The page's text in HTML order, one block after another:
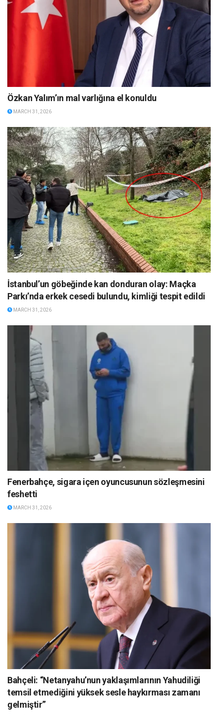
Özkan Yalım’ın mal varlığına el konuldu
MARCH 31, 2026
İstanbul’un göbeğinde kan donduran olay: Maçka
Parkı’nda erkek cesedi bulundu, kimliği tespit edildi
MARCH 31, 2026
Fenerbahçe, sigara içen oyuncusunun sözleşmesini
feshetti
MARCH 31, 2026
Bahçeli: “Netanyahu’nun yaklaşımlarının Yahudiliği
temsil etmediğini yüksek sesle haykırması zamanı
gelmiştir”